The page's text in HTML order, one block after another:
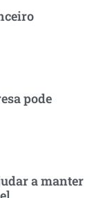
pode
a manter